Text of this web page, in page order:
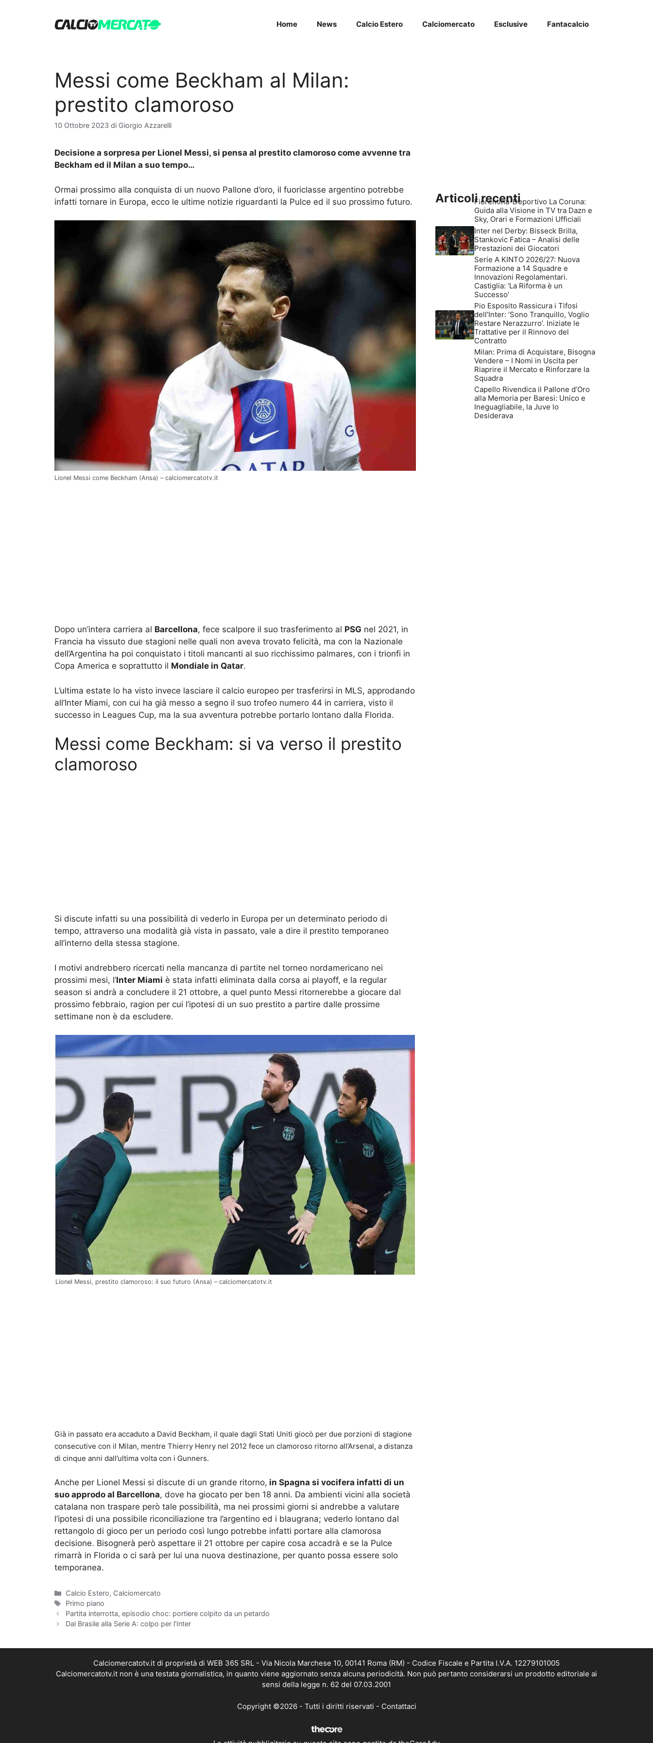
Home News Calcio Estero Calciomercato Esclusive Fantacalcio
Messi come Beckham al Milan:
prestito clamoroso
10 Ottobre 2023 di Giorgio Azzarelli
Decisione a sorpresa per Lionel Messi, si pensa al prestito clamoroso come avvenne tra
Beckham ed il Milan a suo tempo…
Ormai prossimo alla conquista di un nuovo Pallone d’oro, il fuoriclasse argentino potrebbe
infatti tornare in Europa, ecco le ultime notizie riguardanti la Pulce ed il suo prossimo futuro.
Lionel Messi come Beckham (Ansa) – calciomercatotv.it
Dopo un’intera carriera al Barcellona, fece scalpore il suo trasferimento al PSG nel 2021, in
Francia ha vissuto due stagioni nelle quali non aveva trovato felicità, ma con la Nazionale
dell’Argentina ha poi conquistato i titoli mancanti al suo ricchissimo palmares, con i trionfi in
Copa America e soprattutto il Mondiale in Qatar.
L’ultima estate lo ha visto invece lasciare il calcio europeo per trasferirsi in MLS, approdando
all’Inter Miami, con cui ha già messo a segno il suo trofeo numero 44 in carriera, visto il
successo in Leagues Cup, ma la sua avventura potrebbe portarlo lontano dalla Florida.
Messi come Beckham: si va verso il prestito
clamoroso
Si discute infatti su una possibilità di vederlo in Europa per un determinato periodo di
tempo, attraverso una modalità già vista in passato, vale a dire il prestito temporaneo
all’interno della stessa stagione.
I motivi andrebbero ricercati nella mancanza di partite nel torneo nordamericano nei
prossimi mesi, l’Inter Miami è stata infatti eliminata dalla corsa ai playoff, e la regular
season si andrà a concludere il 21 ottobre, a quel punto Messi ritornerebbe a giocare dal
prossimo febbraio, ragion per cui l’ipotesi di un suo prestito a partire dalle prossime
settimane non è da escludere.
Lionel Messi, prestito clamoroso: il suo futuro (Ansa) – calciomercatotv.it
Già in passato era accaduto a David Beckham, il quale dagli Stati Uniti giocò per due porzioni di stagione
consecutive con il Milan, mentre Thierry Henry nel 2012 fece un clamoroso ritorno all’Arsenal, a distanza
di cinque anni dall’ultima volta con i Gunners.
Anche per Lionel Messi si discute di un grande ritorno, in Spagna si vocifera infatti di un
suo approdo al Barcellona, dove ha giocato per ben 18 anni. Da ambienti vicini alla società
catalana non traspare però tale possibilità, ma nei prossimi giorni si andrebbe a valutare
l’ipotesi di una possibile riconciliazione tra l’argentino ed i blaugrana; vederlo lontano dal
rettangolo di gioco per un periodo così lungo potrebbe infatti portare alla clamorosa
decisione. Bisognerà però aspettare il 21 ottobre per capire cosa accadrà e se la Pulce
rimarrà in Florida o ci sarà per lui una nuova destinazione, per quanto possa essere solo
temporanea.
Categorie
Calcio Estero, Calciomercato
Tag
Primo piano
Partita interrotta, episodio choc: portiere colpito da un petardo
Dal Brasile alla Serie A: colpo per l’Inter
Articoli recenti
Fiorentina-Deportivo La Coruna:
Guida alla Visione in TV tra Dazn e
Sky, Orari e Formazioni Ufficiali
Inter nel Derby: Bisseck Brilla,
Stankovic Fatica – Analisi delle
Prestazioni dei Giocatori
Serie A KINTO 2026/27: Nuova
Formazione a 14 Squadre e
Innovazioni Regolamentari.
Castiglia: ‘La Riforma è un
Successo’
Pio Esposito Rassicura i Tifosi
dell’Inter: ‘Sono Tranquillo, Voglio
Restare Nerazzurro’. Iniziate le
Trattative per il Rinnovo del
Contratto
Milan: Prima di Acquistare, Bisogna
Vendere – I Nomi in Uscita per
Riaprire il Mercato e Rinforzare la
Squadra
Capello Rivendica il Pallone d’Oro
alla Memoria per Baresi: Unico e
Ineguagliabile, la Juve lo
Desiderava
Calciomercatotv.it di proprietà di WEB 365 SRL - Via Nicola Marchese 10, 00141 Roma (RM) - Codice Fiscale e Partita I.V.A. 12279101005
Calciomercatotv.it non è una testata giornalistica, in quanto viene aggiornato senza alcuna periodicità. Non può pertanto considerarsi un prodotto editoriale ai
sensi della legge n. 62 del 07.03.2001
Copyright ©2026 - Tutti i diritti riservati - Contattaci